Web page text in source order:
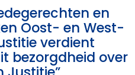
en
Oost- en West-
verdient
bezorgdheid over